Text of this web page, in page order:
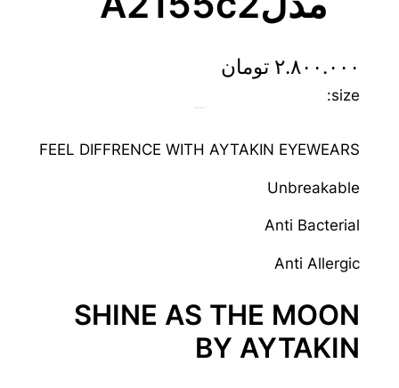
۲.۸۰۰.۰۰۰ تومان
size:
FEEL DIFFRENCE WITH AYTAKIN EYEWEARS
Unbreakable
Anti Bacterial
Anti Allergic
SHINE AS THE MOON
BY AYTAKIN